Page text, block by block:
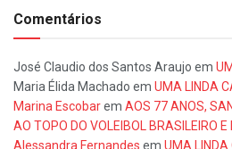
Comentários
José Claudio dos Santos Araujo em
Maria Élida Machado em UMA LINDA
Marina Escobarem AOS 77 ANOS,
AO TOPO DO VOLEIBOL BRASILEIRO E
Alessandra Fernandes em UMA